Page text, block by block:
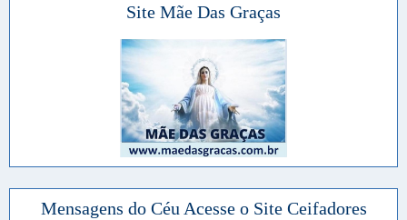
Site Mãe Das Graças
Mensagens do Céu Acesse o Site Ceifadores